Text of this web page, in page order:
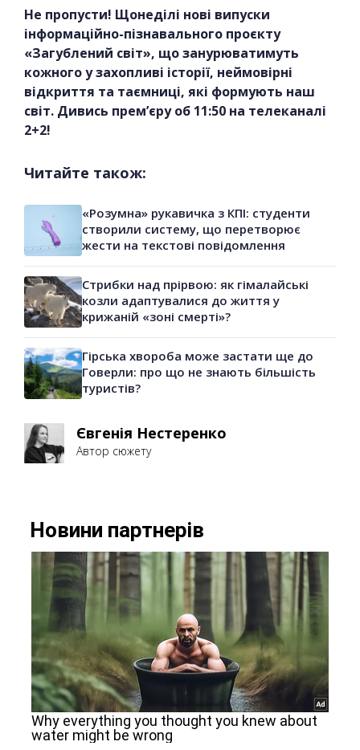
Не пропусти! Щонеділі нові випуски
інформаційно-пізнавального проєкту
«Загублений світ», що занурюватимуть
кожного у захопливі історії, неймовірні
відкриття та таємниці, які формують наш
світ. Дивись прем’єру об 11:50 на телеканалі
2+2!
Читайте також:
«Розумна» рукавичка з КПІ: студенти
створили систему, що перетворює
жести на текстові повідомлення
Стрибки над прірвою: як гімалайські
козли адаптувалися до життя у
крижаній «зоні смерті»?
Гірська хвороба може застати ще до
Говерли: про що не знають більшість
туристів?
Євгенія Нестеренко
Автор сюжету